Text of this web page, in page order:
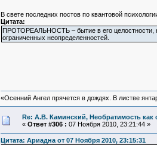
В свете последних постов по квантовой
Цитата:
ПРОТОРЕАЛЬНОСТЬ – бытие в его целостности,
ограниченных неопределенностей.
«Осенний Ангел прячется в дождях. В листве
Re: А.В. Каминский, Необратимость как
« Ответ #306 : 07 Ноября 2010, 23:21:44 »
Цитата: Ариадна от 07 Ноября 2010, 23:15:31